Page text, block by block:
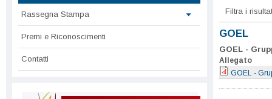
Filtra i
GOEL
GOEL -
Allegato
GOEL -
Rassegna Stampa
Premi e Riconoscimenti
Contatti